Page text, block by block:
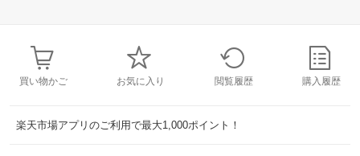
買い物かご お気に入り 閲覧履歴 購入履歴
楽天市場アプリのご利用で最大1,000ポイント！